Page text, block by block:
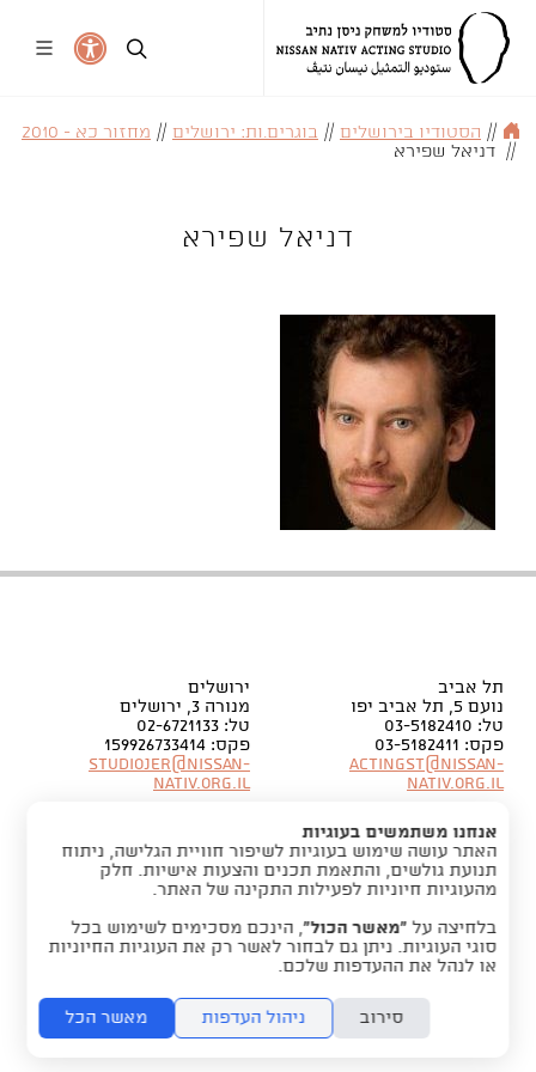
// הסטודיו בירושלים // בוגרים.ות: ירושלים // מחזור כא - 2010
// דניאל שפירא
דניאל שפירא
תל אביב
נועם 5, תל אביב יפו
טל: 03-5182410
פקס: 03-5182411
Actingst@nissan-
nativ.org.il
ירושלים
מנורה 3, ירושלים
טל: 02-6721133
פקס: 159926733414
Studiojer@nissan-
nativ.org.il
אנחנו משתמשים בעוגיות
האתר עושה שימוש בעוגיות לשיפור חוויית הגלישה, ניתוח
תנועת גולשים, והתאמת תכנים והצעות אישיות. חלק
מהעוגיות חיוניות לפעילות התקינה של האתר.
בלחיצה על “מאשר הכול”, הינכם מסכימים לשימוש בכל
סוגי העוגיות. ניתן גם לבחור לאשר רק את העוגיות החיוניות
או לנהל את ההעדפות שלכם.
סירוב ניהול העדפות מאשר הכל